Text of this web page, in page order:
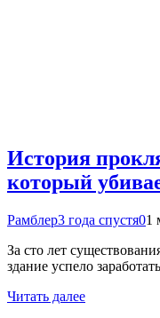
История
который
Рамблер3 года спустя01
За сто лет
здание успело
Читать далее